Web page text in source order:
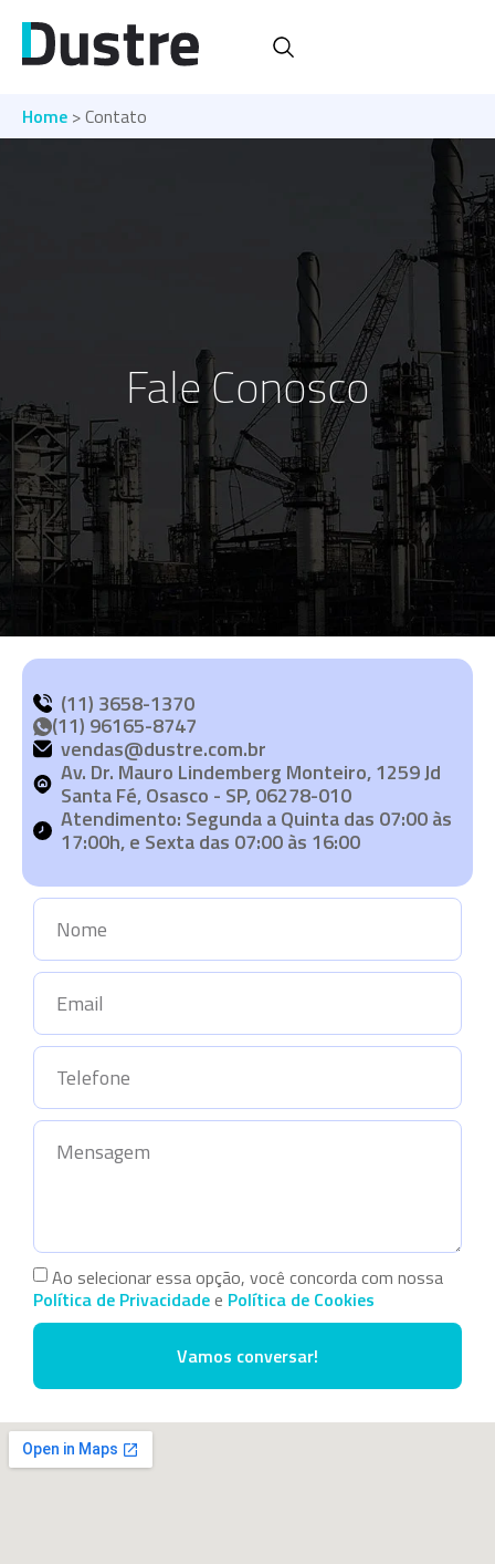
Home > Contato
Fale Conosco
(11) 3658-1370
(11) 96165-8747
vendas@dustre.com.br
Av. Dr. Mauro Lindemberg Monteiro, 1259 Jd
Santa Fé, Osasco - SP, 06278-010
Atendimento: Segunda a Quinta das 07:00 às
17:00h, e Sexta das 07:00 às 16:00
Ao selecionar essa opção, você concorda com nossa
Política de Privacidadee Política de Cookies
Vamos conversar!